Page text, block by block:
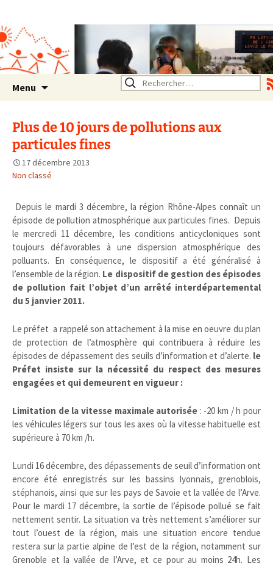
Rhône Alpes
Un environnement sain pour
la santé de tous
Menu Rechercher :
Plus de 10 jours de pollutions aux
particules fines
17 décembre 2013
Non classé
Depuis le mardi 3 décembre, la région Rhône-Alpes connaît un
épisode de pollution atmosphérique aux particules fines. Depuis
le mercredi 11 décembre, les conditions anticycloniques sont
toujours défavorables à une dispersion atmosphérique des
polluants. En conséquence, le dispositif a été généralisé à
l’ensemble de la région. Le dispositif de gestion des épisodes
de pollution fait l’objet d’un arrêté interdépartemental
du 5 janvier 2011.
Le préfet a rappelé son attachement à la mise en oeuvre du plan
de protection de l’atmosphère qui contribuera à réduire les
épisodes de dépassement des seuils d’information et d’alerte. le
Préfet insiste sur la nécessité du respect des mesures
engagées et qui demeurent en vigueur :
Limitation de la vitesse maximale autorisée : -20 km / h pour
les véhicules légers sur tous les axes où la vitesse habituelle est
supérieure à 70 km /h.
Lundi 16 décembre, des dépassements de seuil d’information ont
encore été enregistrés sur les bassins lyonnais, grenoblois,
stéphanois, ainsi que sur les pays de Savoie et la vallée de l’Arve.
Pour le mardi 17 décembre, la sortie de l’épisode pollué se fait
nettement sentir. La situation va très nettement s’améliorer sur
tout l’ouest de la région, mais une situation encore tendue
restera sur la partie alpine de l’est de la région, notamment sur
Grenoble et la vallée de l’Arve, et ce pour au moins 24h. Les